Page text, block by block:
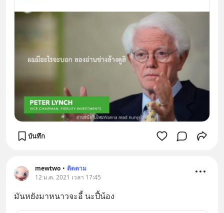
บันทึก
mewtwo • ติดตาม
12 ม.ค. 2021 เวลา 17:45
มันหยังมาหนาวจะอี้ นะปี้น้อง